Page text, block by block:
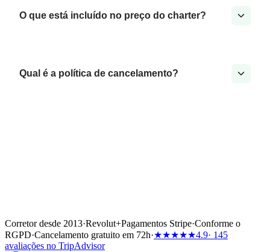
O que está incluído no preço do charter?
Qual é a política de cancelamento?
Corretor desde 2013·Revolut+Pagamentos Stripe·Conforme o
RGPD·Cancelamento gratuito em 72h·★★★★★4.9· 145
avaliações no TripAdvisor